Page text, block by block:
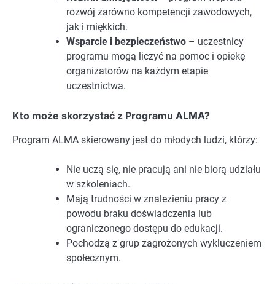
rozwój zarówno kompetencji zawodowych,
jak i miękkich.
Wsparcie i bezpieczeństwo – uczestnicy
programu mogą liczyć na pomoc i opiekę
organizatorów na każdym etapie
uczestnictwa.
Kto może skorzystać z Programu ALMA?
Program ALMA skierowany jest do młodych ludzi, którzy:
Nie uczą się, nie pracują ani nie biorą udziału
w szkoleniach.
Mają trudności w znalezieniu pracy z
powodu braku doświadczenia lub
ograniczonego dostępu do edukacji.
Pochodzą z grup zagrożonych wykluczeniem
społecznym.